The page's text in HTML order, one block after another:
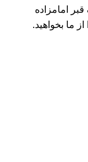
امامزاده
ما بخواهید.